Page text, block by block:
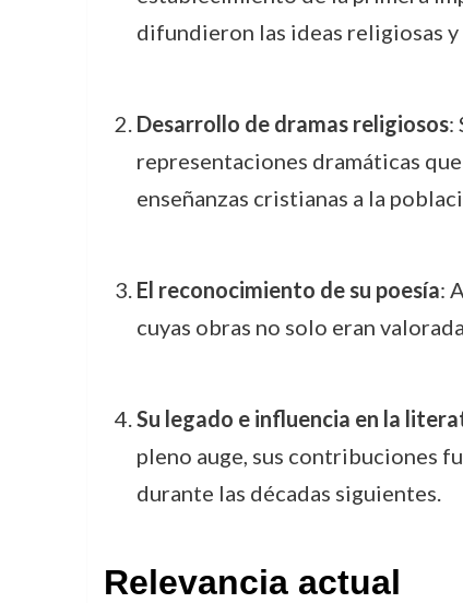
difundieron las ideas religiosas
Desarrollo de dramas religiosos:
representaciones dramáticas
enseñanzas cristianas a la
El reconocimiento de su poesía:
cuyas obras no solo eran
Su legado e influencia en la
pleno auge, sus contribuciones
durante las décadas siguientes.
Relevancia actual